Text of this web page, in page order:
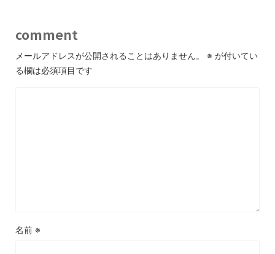
comment
メールアドレスが公開されることはありません。 ※ が付いてい
る欄は必須項目です
名前 ※